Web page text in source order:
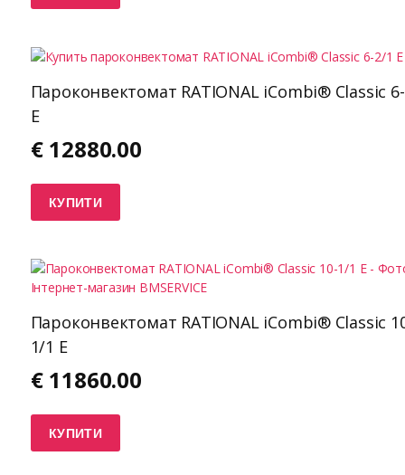
Пароконвектомат RATIONAL iCombi® Classic
E
€ 12880.00
КУПИТИ
Пароконвектомат RATIONAL iCombi® Classic
1/1 E
€ 11860.00
КУПИТИ